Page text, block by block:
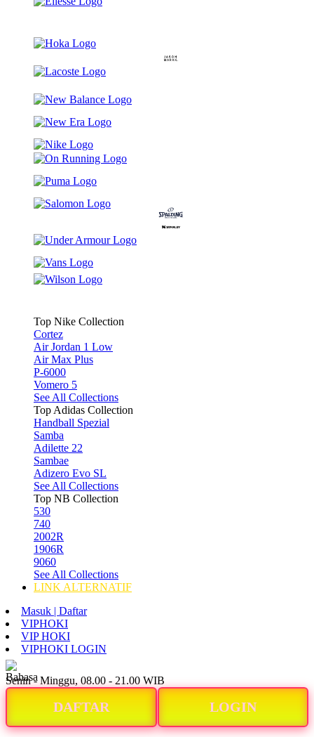
Top Nike Collection
Cortez
Air Jordan 1 Low
Air Max Plus
P-6000
Vomero 5
See All Collections
Top Adidas Collection
Handball Spezial
Samba
Adilette 22
Sambae
Adizero Evo SL
See All Collections
Top NB Collection
530
740
2002R
1906R
9060
See All Collections
LINK ALTERNATIF
Masuk | Daftar
VIPHOKI
VIP HOKI
VIPHOKI LOGIN
Senin - Minggu, 08.00 - 21.00 WIB
DAFTAR LOGIN